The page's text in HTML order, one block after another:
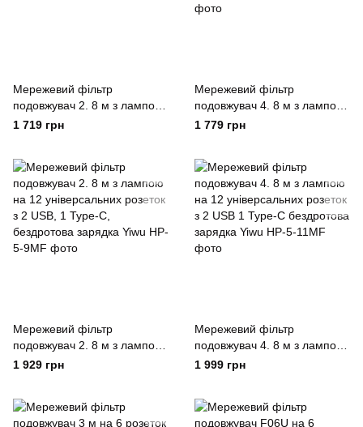
Мережевий фільтр
подовжувач 2. 8 м з лампою
на 9 універсальних розеток з
1 719 грн
Мережевий фільтр
подовжувач 4. 8 м з лампою
на 9 універсальних розеток з
1 779 грн
Мережевий фільтр
подовжувач 2. 8 м з лампою
на 12 універсальних розеток
1 929 грн
Мережевий фільтр
подовжувач 4. 8 м з лампою
на 12 універсальних розеток
1 999 грн